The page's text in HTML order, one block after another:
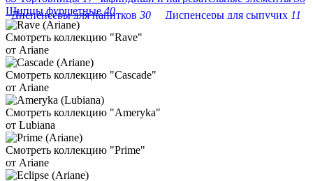
Щипцы фуршетные40
Диспенсеры для напитков 30 Диспенсеры для сыпучих 11
Емкости и мельницы для специй
Емкости охладительные
Колпаки и крышки
31 Корзины и хлебницы
Креманки 32 Мармит
Органайзеры для столовых приборов
Подносы и витрины для фуршета
Сахарницы и масленки
Смотреть коллекцию "Rave"
от Ariane
Смотреть коллекцию "Cascade"
от Ariane
Смотреть коллекцию "Ameryka"
от Lubiana
Смотреть коллекцию "Prime"
от Ariane